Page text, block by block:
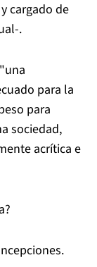
cargado de
.
para la
para
sociedad,
acrítica e